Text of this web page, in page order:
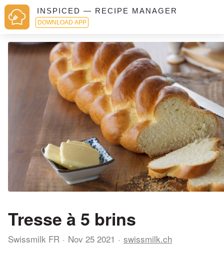
INSPICED — RECIPE MANAGER
DOWNLOAD APP
Tresse à 5 brins
Swissmilk FR Nov 25 2021 swissmilk.ch